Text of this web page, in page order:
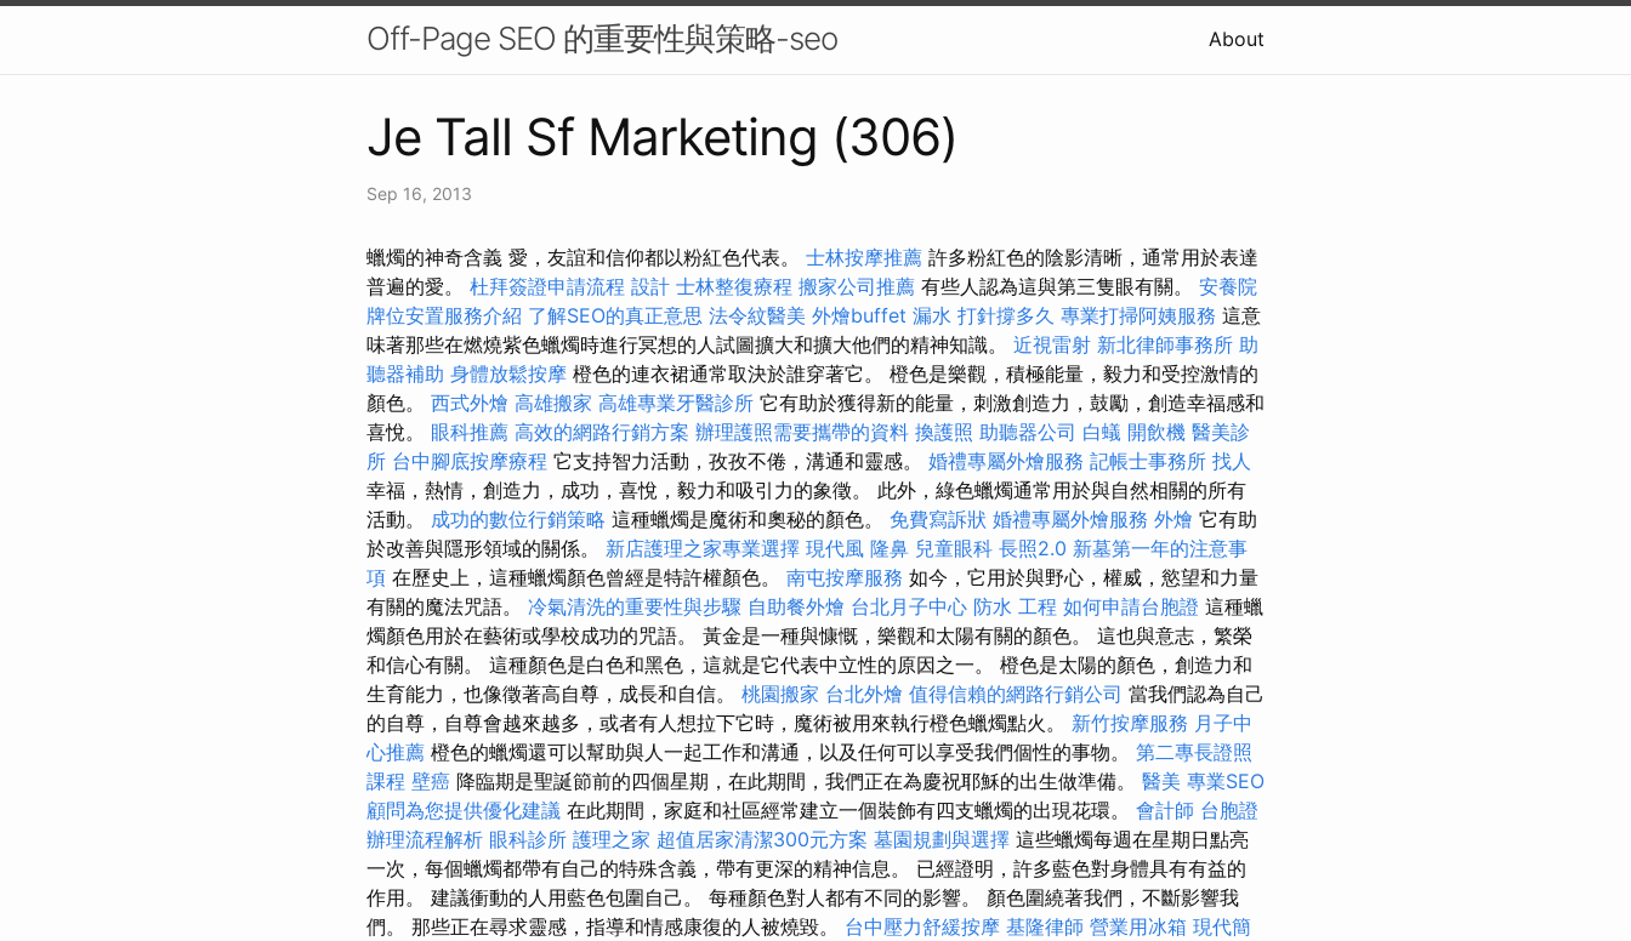
Off-Page SEO 的重要性與策略-seo About
Je Tall Sf Marketing (306)
Sep 16, 2013
蠟燭的神奇含義 愛，友誼和信仰都以粉紅色代表。 士林按摩推薦 許多粉紅色的陰影清晰，通常用於表達
普遍的愛。 杜拜簽證申請流程 設計 士林整復療程 搬家公司推薦 有些人認為這與第三隻眼有關。 安養院
牌位安置服務介紹 了解SEO的真正意思 法令紋醫美 外燴buffet 漏水 打針撐多久 專業打掃阿姨服務 這意
味著那些在燃燒紫色蠟燭時進行冥想的人試圖擴大和擴大他們的精神知識。 近視雷射 新北律師事務所 助
聽器補助 身體放鬆按摩 橙色的連衣裙通常取決於誰穿著它。 橙色是樂觀，積極能量，毅力和受控激情的
顏色。 西式外燴 高雄搬家 高雄專業牙醫診所 它有助於獲得新的能量，刺激創造力，鼓勵，創造幸福感和
喜悅。 眼科推薦 高效的網路行銷方案 辦理護照需要攜帶的資料 換護照 助聽器公司 白蟻 開飲機 醫美診
所 台中腳底按摩療程 它支持智力活動，孜孜不倦，溝通和靈感。 婚禮專屬外燴服務 記帳士事務所 找人
幸福，熱情，創造力，成功，喜悅，毅力和吸引力的象徵。 此外，綠色蠟燭通常用於與自然相關的所有
活動。 成功的數位行銷策略 這種蠟燭是魔術和奧秘的顏色。 免費寫訴狀 婚禮專屬外燴服務 外燴 它有助
於改善與隱形領域的關係。 新店護理之家專業選擇 現代風 隆鼻 兒童眼科 長照2.0 新墓第一年的注意事
項 在歷史上，這種蠟燭顏色曾經是特許權顏色。 南屯按摩服務 如今，它用於與野心，權威，慾望和力量
有關的魔法咒語。 冷氣清洗的重要性與步驟 自助餐外燴 台北月子中心 防水 工程 如何申請台胞證 這種蠟
燭顏色用於在藝術或學校成功的咒語。 黃金是一種與慷慨，樂觀和太陽有關的顏色。 這也與意志，繁榮
和信心有關。 這種顏色是白色和黑色，這就是它代表中立性的原因之一。 橙色是太陽的顏色，創造力和
生育能力，也像徵著高自尊，成長和自信。 桃園搬家 台北外燴 值得信賴的網路行銷公司 當我們認為自己
的自尊，自尊會越來越多，或者有人想拉下它時，魔術被用來執行橙色蠟燭點火。 新竹按摩服務 月子中
心推薦 橙色的蠟燭還可以幫助與人一起工作和溝通，以及任何可以享受我們個性的事物。 第二專長證照
課程 壁癌 降臨期是聖誕節前的四個星期，在此期間，我們正在為慶祝耶穌的出生做準備。 醫美 專業SEO
顧問為您提供優化建議 在此期間，家庭和社區經常建立一個裝飾有四支蠟燭的出現花環。 會計師 台胞證
辦理流程解析 眼科診所 護理之家 超值居家清潔300元方案 墓園規劃與選擇 這些蠟燭每週在星期日點亮
一次，每個蠟燭都帶有自己的特殊含義，帶有更深的精神信息。 已經證明，許多藍色對身體具有有益的
作用。 建議衝動的人用藍色包圍自己。 每種顏色對人都有不同的影響。 顏色圍繞著我們，不斷影響我
們。 那些正在尋求靈感，指導和情感康復的人被燒毀。 台中壓力舒緩按摩 基隆律師 營業用冰箱 現代簡